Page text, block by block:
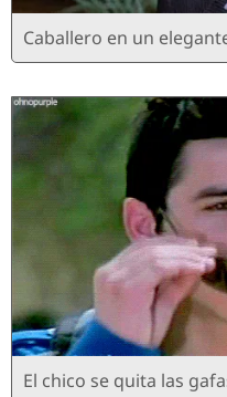
Caballero en un
El chico se quita las